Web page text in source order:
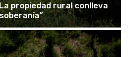
propiedad rural conlleva
soberanía”